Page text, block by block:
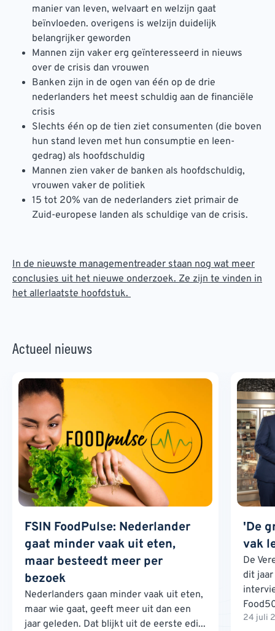
manier van leven, welvaart en welzijn gaat
beïnvloeden. overigens is welzijn duidelijk
belangrijker geworden
Mannen zijn vaker erg geïnteresseerd in nieuws
over de crisis dan vrouwen
Banken zijn in de ogen van één op de drie
nederlanders het meest schuldig aan de financiële
crisis
Slechts één op de tien ziet consumenten (die boven
hun stand leven met hun consumptie en leen-
gedrag) als hoofdschuldig
Mannen zien vaker de banken als hoofdschuldig,
vrouwen vaker de politiek
15 tot 20% van de nederlanders ziet primair de
Zuid-europese landen als schuldige van de crisis.
In de nieuwste managementreader staan nog wat meer
conclusies uit het nieuwe onderzoek. Ze zijn te vinden in
het allerlaatste hoofdstuk.
Actueel nieuws
FSIN FoodPulse: Nederlander
gaat minder vaak uit eten,
maar besteedt meer per
bezoek
Nederlanders gaan minder vaak uit eten,
maar wie gaat, geeft meer uit dan een
jaar geleden. Dat blijkt uit de eerste edi...
'De
vak
De
dit
24 juli